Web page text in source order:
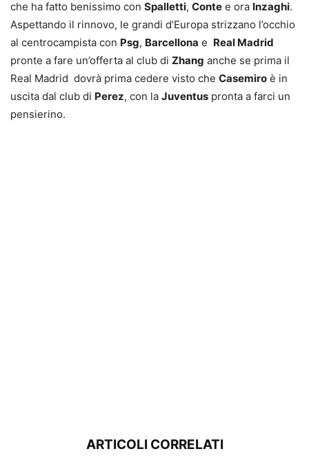
che ha fatto benissimo con Spalletti, Conte e ora Inzaghi.
Aspettando il rinnovo, le grandi d’Europa strizzano l’occhio
al centrocampista con Psg, Barcellona e Real Madrid
pronte a fare un’offerta al club di Zhang anche se prima il
Real Madrid dovrà prima cedere visto che Casemiro è in
uscita dal club di Perez, con la Juventus pronta a farci un
pensierino.
ARTICOLI CORRELATI